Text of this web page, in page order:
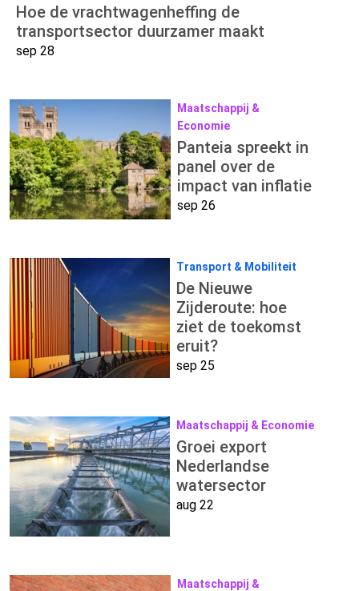
Hoe de vrachtwagenheffing de
transportsector duurzamer maakt
sep 28
Maatschappij &
Economie
Panteia spreekt in
panel over de
impact van inflatie
sep 26
Transport & Mobiliteit
De Nieuwe
Zijderoute: hoe
ziet de toekomst
eruit?
sep 25
Maatschappij & Economie
Groei export
Nederlandse
watersector
aug 22
Maatschappij &